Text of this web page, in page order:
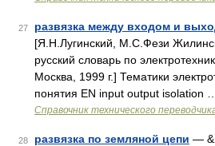
27 развязка между входом и
[Я.Н.Лугинский, М.С.Фези
русский словарь по
Москва, 1999 г.] Тематики
понятия EN input output isolation …
Справочник технического
28 развязка по земляной цепи —